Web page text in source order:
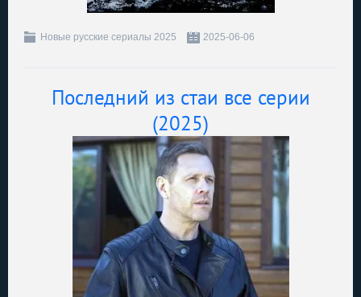
Новые русские сериалы 2025 2025-06-06
Последний из стаи все серии
(2025)